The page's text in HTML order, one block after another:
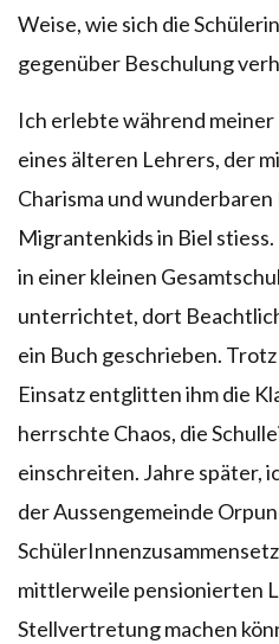
Weise, wie sich die
gegenüber Beschulung
Ich erlebte während
eines älteren Lehrers, der
Charisma und
Migrantenkids in Biel
in einer kleinen
unterrichtet, dort
ein Buch geschrieben.
Einsatz entglitten ihm die
herrschte Chaos, die
einschreiten. Jahre später,
der Aussengemeinde
mittlerweile pensionierten
Stellvertretung machen